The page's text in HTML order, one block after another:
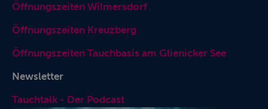
Öffnungszeiten Wilmersdorf
Öffnungszeiten Kreuzberg
Öffnungszeiten Tauchbasis am Glienicker See
Newsletter
Tauchtalk - Der Podcast